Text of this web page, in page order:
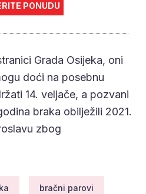
PONUDU
Grada Osijeka, oni
doći na posebnu
14. veljače, a pozvani
braka obilježili 2021.
zbog
bračni parovi